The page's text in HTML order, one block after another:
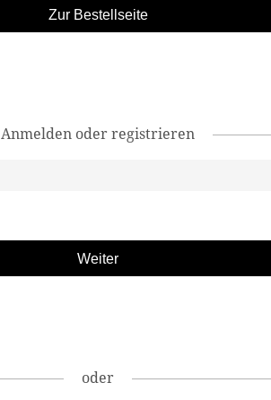
Zur Bestellseite
Anmelden oder registrieren
oder